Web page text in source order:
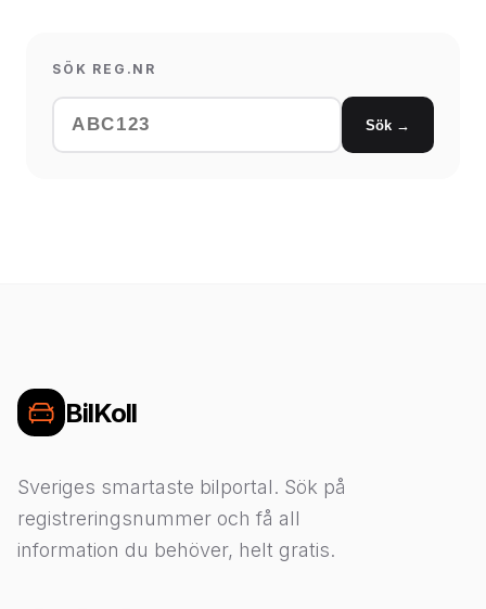
SÖK REG.NR
Sök →
BilKoll
Sveriges smartaste bilportal. Sök på
registreringsnummer och få all
information du behöver, helt gratis.